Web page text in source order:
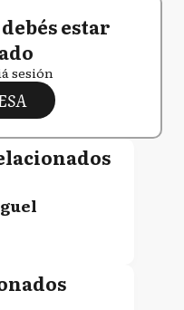
estar
sesión